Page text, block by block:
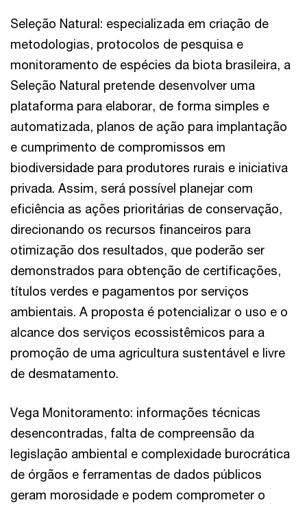
Seleção Natural: especializada em criação de
metodologias, protocolos de pesquisa e
monitoramento de espécies da biota brasileira, a
Seleção Natural pretende desenvolver uma
plataforma para elaborar, de forma simples e
automatizada, planos de ação para implantação
e cumprimento de compromissos em
biodiversidade para produtores rurais e iniciativa
privada. Assim, será possível planejar com
eficiência as ações prioritárias de conservação,
direcionando os recursos financeiros para
otimização dos resultados, que poderão ser
demonstrados para obtenção de certificações,
títulos verdes e pagamentos por serviços
ambientais. A proposta é potencializar o uso e o
alcance dos serviços ecossistêmicos para a
promoção de uma agricultura sustentável e livre
de desmatamento.
Vega Monitoramento: informações técnicas
desencontradas, falta de compreensão da
legislação ambiental e complexidade burocrática
de órgãos e ferramentas de dados públicos
geram morosidade e podem comprometer o